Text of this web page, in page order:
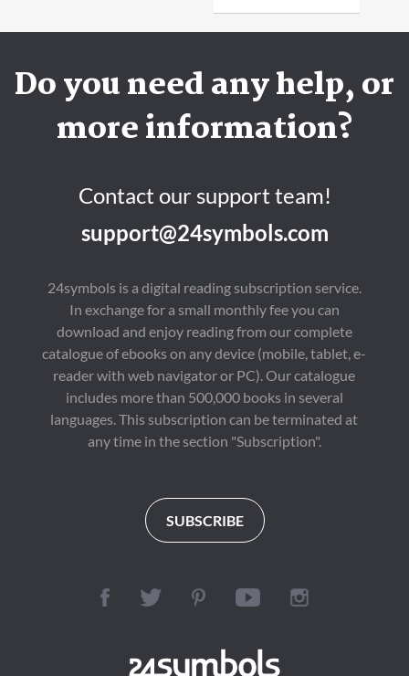
Do you need any help, or
more information?
Contact our support team!
support@24symbols.com
24symbols is a digital reading subscription service.
In exchange for a small monthly fee you can
download and enjoy reading from our complete
catalogue of ebooks on any device (mobile, tablet, e-
reader with web navigator or PC). Our catalogue
includes more than 500,000 books in several
languages. This subscription can be terminated at
any time in the section "Subscription".
SUBSCRIBE